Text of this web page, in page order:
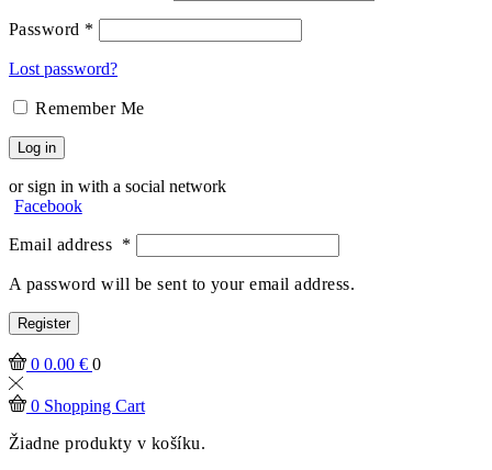
Password *
Lost password?
Remember Me
Log in
or sign in with a social network
Facebook
Email address *
A password will be sent to your email address.
Register
0 0.00 € 0
0 Shopping Cart
Žiadne produkty v košíku.